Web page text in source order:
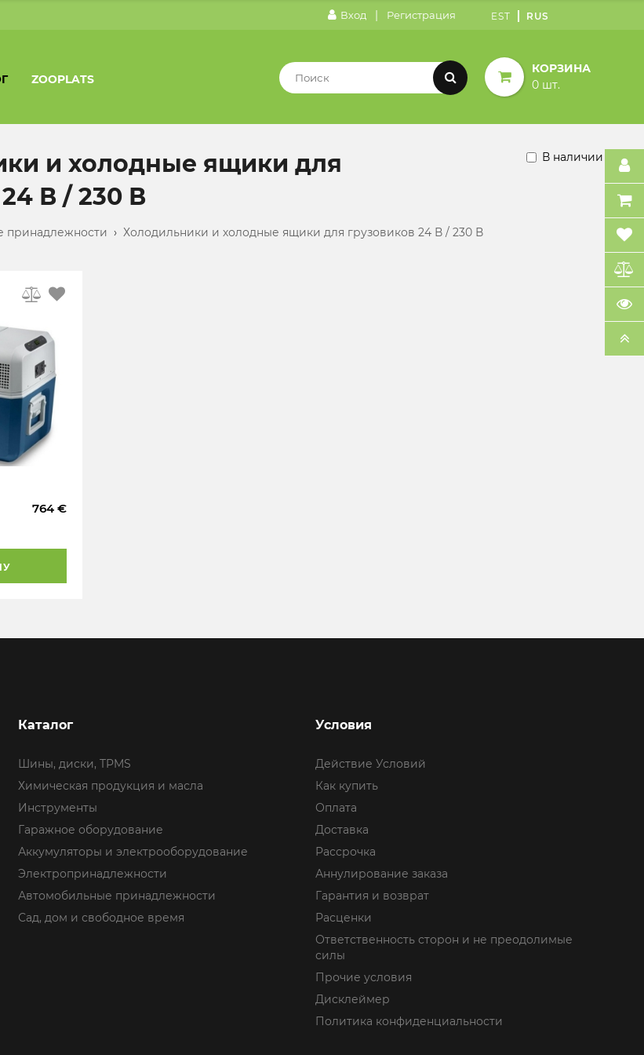
Вход | Регистрация EST RUS
ZOOPLATS
КОРЗИНА
0 шт.
и холодные ящики для
В / 230 В
принадлежности › Холодильники и холодные ящики для грузовиков 24 В / 230 В
В наличии
764 €
Каталог
Шины, диски, TPMS
Химическая продукция и масла
Инструменты
Гаражное оборудование
Аккумуляторы и электрооборудование
Электропринадлежности
Автомобильные принадлежности
Сад, дом и свободное время
Условия
Действие Условий
Как купить
Оплата
Доставка
Рассрочка
Аннулирование заказа
Гарантия и возврат
Расценки
Ответственность сторон и не преодолимые
силы
Прочие условия
Дисклеймер
Политика конфиденциальности